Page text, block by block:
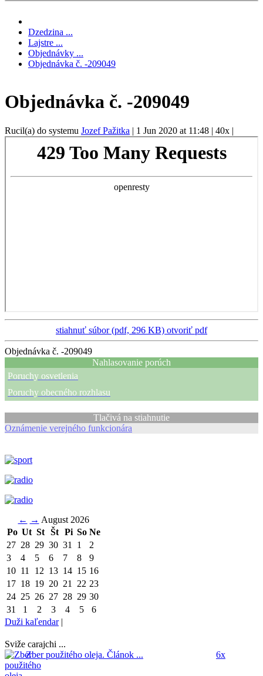
Dzedzina ...
Lajstre ...
Objednávky ...
Objednávka č. -209049
Objednávka č. -209049
Rucil(a) do systemu Jozef Pažitka | 1 Jun 2020 at 11:48 | 40x |
stiahnuť súbor (pdf, 296 KB) otvoriť pdf
Objednávka č. -209049
Nahlasovanie porúch
Poruchy osvetlenia
Poruchy obecného rozhlasu
Tlačivá na stiahnutie
Oznámenie verejného funkcionára
← → August 2026
Po Ut St Št Pi So Ne
27 28 29 30 31 1
2
3
4 5 6 7 8
9
10 11 12 13 14 15 16
17 18 19 20 21 22 23
24 25 26 27 28 29 30
31
1 2 3 4 5
6
Duži kaľendar|
Sviže carajchi ...
Zber použitého oleja. Článok ... 6x